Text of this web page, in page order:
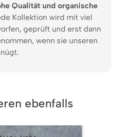
Qualität und organische
Kollektion wird mit viel
geprüft und erst dann
wenn sie unseren
ebenfalls